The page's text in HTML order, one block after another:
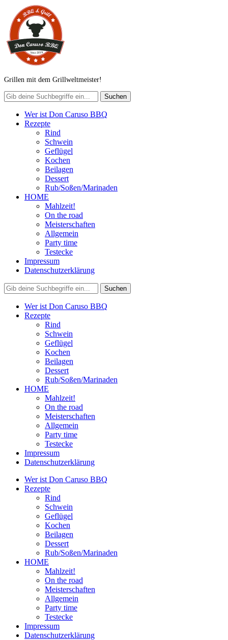
Grillen mit dem Grillweltmeister!
Wer ist Don Caruso BBQ
Rezepte
Rind
Schwein
Geflügel
Kochen
Beilagen
Dessert
Rub/Soßen/Marinaden
HOME
Mahlzeit!
On the road
Meisterschaften
Allgemein
Party time
Testecke
Impressum
Datenschutzerklärung
Wer ist Don Caruso BBQ
Rezepte
Rind
Schwein
Geflügel
Kochen
Beilagen
Dessert
Rub/Soßen/Marinaden
HOME
Mahlzeit!
On the road
Meisterschaften
Allgemein
Party time
Testecke
Impressum
Datenschutzerklärung
Wer ist Don Caruso BBQ
Rezepte
Rind
Schwein
Geflügel
Kochen
Beilagen
Dessert
Rub/Soßen/Marinaden
HOME
Mahlzeit!
On the road
Meisterschaften
Allgemein
Party time
Testecke
Impressum
Datenschutzerklärung